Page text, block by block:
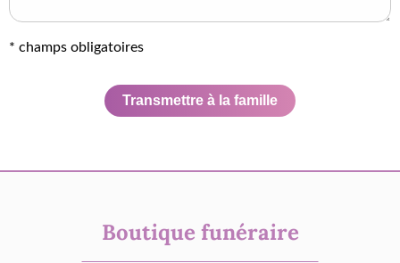
* champs obligatoires
Transmettre à la famille
Boutique funéraire